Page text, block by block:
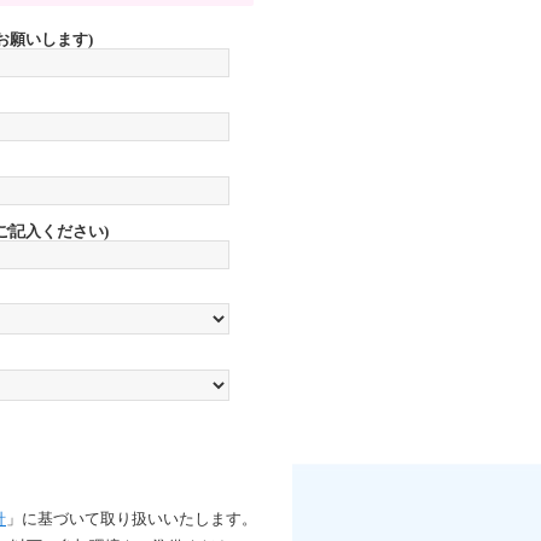
願いします)
記入ください)
」に基づいて取り扱いいたします。